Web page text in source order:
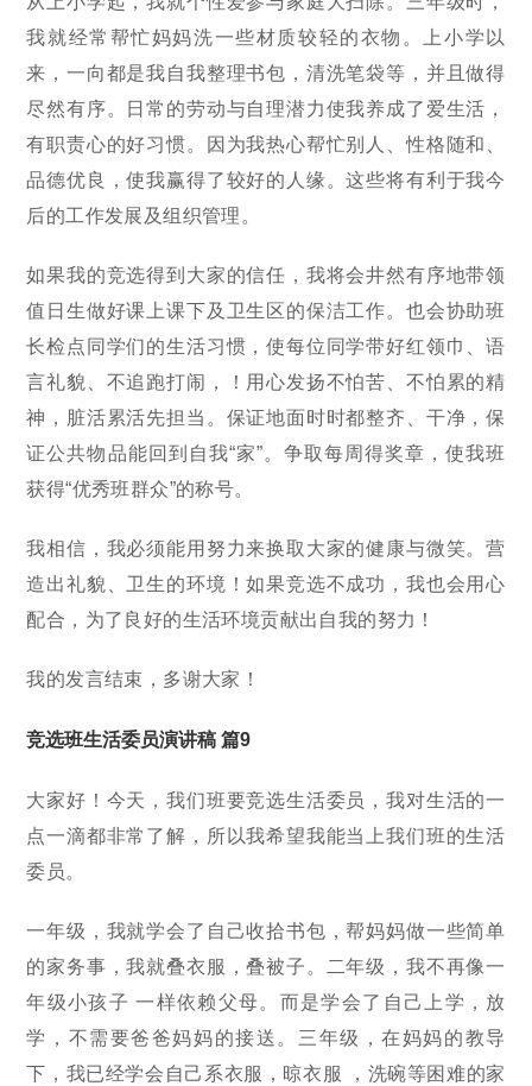
我就经常帮忙妈妈洗一些材质较轻的衣物。上小学以
来，一向都是我自我整理书包，清洗笔袋等，并且做得
尽然有序。日常的劳动与自理潜力使我养成了爱生活，
有职责心的好习惯。因为我热心帮忙别人、性格随和、
品德优良，使我赢得了较好的人缘。这些将有利于我今
后的工作发展及组织管理。
如果我的竞选得到大家的信任，我将会井然有序地带领
值日生做好课上课下及卫生区的保洁工作。也会协助班
长检点同学们的生活习惯，使每位同学带好红领巾、语
言礼貌、不追跑打闹，！用心发扬不怕苦、不怕累的精
神，脏活累活先担当。保证地面时时都整齐、干净，保
证公共物品能回到自我“家”。争取每周得奖章，使我班
获得“优秀班群众”的称号。
我相信，我必须能用努力来换取大家的健康与微笑。营
造出礼貌、卫生的环境！如果竞选不成功，我也会用心
配合，为了良好的生活环境贡献出自我的努力！
我的发言结束，多谢大家！
竞选班生活委员演讲稿 篇9
大家好！今天，我们班要竞选生活委员，我对生活的一
点一滴都非常了解，所以我希望我能当上我们班的生活
委员。
一年级，我就学会了自己收拾书包，帮妈妈做一些简单
的家务事，我就叠衣服，叠被子。二年级，我不再像一
年级小孩子 一样依赖父母。而是学会了自己上学，放
学，不需要爸爸妈妈的接送。三年级，在妈妈的教导
下，我已经学会自己系衣服，晾衣服 ，洗碗等困难的家